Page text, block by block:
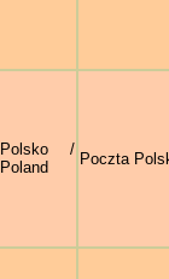
Polsko /
Poland
Poczta